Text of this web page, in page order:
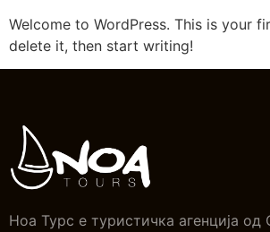
Welcome to WordPress. This is your
delete it, then start writing!
Ноа Турс е туристичка агенција од